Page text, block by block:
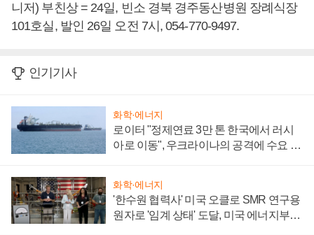
니저) 부친상 = 24일, 빈소 경북 경주동산병원 장례식장
101호실, 발인 26일 오전 7시, 054-770-9497.
인기기사
화학·에너지
로이터 "정제연료 3만 톤 한국에서 러시
아로 이동", 우크라이나의 공격에 수요 늘
화학·에너지
'한수원 협력사' 미국 오클로 SMR 연구용
원자로 '임계 상태' 도달, 미국 에너지부